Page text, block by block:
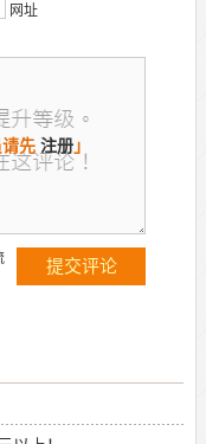
网址
先 注册」